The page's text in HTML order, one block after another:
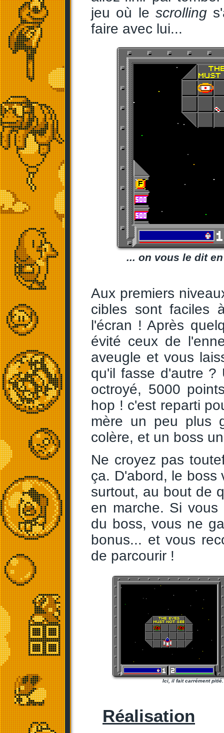
jeu où lescrolling
faire avec lui...
... on vous le dit
Aux premiers
cibles sont faciles
l'écran ! Après
évité ceux de
aveugle et vous
qu'il fasse d'autre ?
octroyé, 5000
hop ! c'est reparti
mère un peu plus
colère, et un boss
Ne croyez pas
ça. D'abord, le boss
surtout, au bout de
en marche. Si
du boss, vous ne
bonus... et vous
de parcourir !
Ici, il fait carrément pitié.
Réalisation